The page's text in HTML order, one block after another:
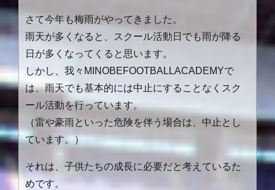
さて今年も梅雨がやってきました。
雨天が多くなると、スクール活動日でも雨が降る
日が多くなってくると思います。
しかし、我々 MINOBEFOOTBALLACADEMYで
は、雨天でも基本的には中止にすることなくスク
ール活動を行っています。
（雷や豪雨といった危険を伴う場合は、中止とし
ています。）
それは、子供たちの成長に必要だと考えているた
めです。